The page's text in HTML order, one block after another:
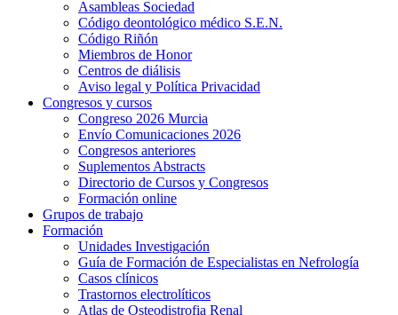
Asambleas Sociedad
Código deontológico médico S.E.N.
Código Riñón
Miembros de Honor
Centros de diálisis
Aviso legal y Política Privacidad
Congresos y cursos
Congreso 2026 Murcia
Envío Comunicaciones 2026
Congresos anteriores
Suplementos Abstracts
Directorio de Cursos y Congresos
Formación online
Grupos de trabajo
Formación
Unidades Investigación
Guía de Formación de Especialistas en Nefrología
Casos clínicos
Trastornos electrolíticos
Atlas de Osteodistrofia Renal